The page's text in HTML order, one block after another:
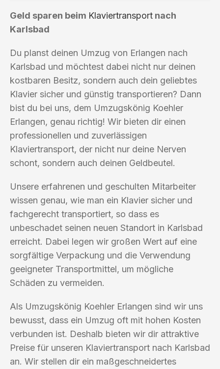
Geld sparen beim Klaviertransport nach
Karlsbad
Du planst deinen Umzug von Erlangen nach
Karlsbad und möchtest dabei nicht nur deinen
kostbaren Besitz, sondern auch dein geliebtes
Klavier sicher und günstig transportieren? Dann
bist du bei uns, dem Umzugskönig Koehler
Erlangen, genau richtig! Wir bieten dir einen
professionellen und zuverlässigen
Klaviertransport, der nicht nur deine Nerven
schont, sondern auch deinen Geldbeutel.
Unsere erfahrenen und geschulten Mitarbeiter
wissen genau, wie man ein Klavier sicher und
fachgerecht transportiert, so dass es
unbeschadet seinen neuen Standort in Karlsbad
erreicht. Dabei legen wir großen Wert auf eine
sorgfältige Verpackung und die Verwendung
geeigneter Transportmittel, um mögliche
Schäden zu vermeiden.
Als Umzugskönig Koehler Erlangen sind wir uns
bewusst, dass ein Umzug oft mit hohen Kosten
verbunden ist. Deshalb bieten wir dir attraktive
Preise für unseren Klaviertransport nach Karlsbad
an. Wir stellen dir ein maßgeschneidertes